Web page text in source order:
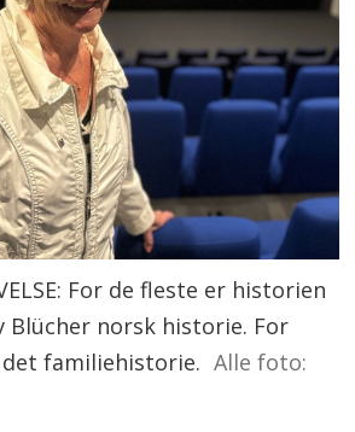
For de fleste er historien
Blücher norsk historie. For
familiehistorie. Alle foto: